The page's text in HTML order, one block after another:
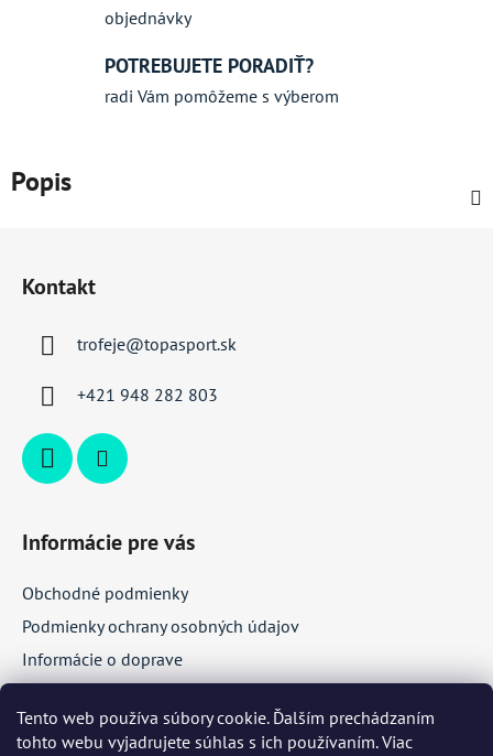
Tento web používa súbory cookie. Ďalším prechádzaním
tohto webu vyjadrujete súhlas s ich používaním. Viac
objednávky
POTREBUJETE PORADIŤ?
radi Vám pomôžeme s výberom
Popis
Kontakt
trofeje@topasport.sk
+421 948 282 803
Informácie pre vás
Obchodné podmienky
Podmienky ochrany osobných údajov
Informácie o doprave